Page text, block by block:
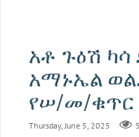
አቶ ጉዕሽ ካሳ
አማኑኤል
የሠ/መ/ቁጥር
Thursday, June 5, 2025